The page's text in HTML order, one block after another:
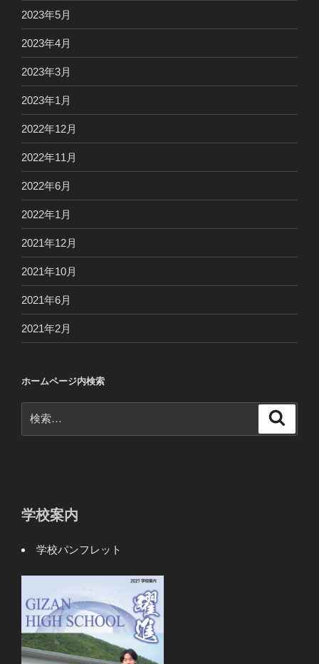
2023年5月
2023年4月
2023年3月
2023年1月
2022年12月
2022年11月
2022年6月
2022年1月
2021年12月
2021年10月
2021年6月
2021年2月
ホームページ内検索
索:
学校案内
学校パンフレット